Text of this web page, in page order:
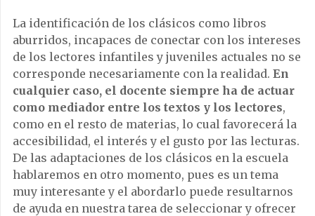
La identificación de los clásicos como libros
aburridos, incapaces de conectar con los intereses
de los lectores infantiles y juveniles actuales no se
corresponde necesariamente con la realidad. En
cualquier caso, el docente siempre ha de actuar
como mediador entre los textos y los lectores,
como en el resto de materias, lo cual favorecerá la
accesibilidad, el interés y el gusto por las lecturas.
De las adaptaciones de los clásicos en la escuela
hablaremos en otro momento, pues es un tema
muy interesante y el abordarlo puede resultarnos
de ayuda en nuestra tarea de seleccionar y ofrecer